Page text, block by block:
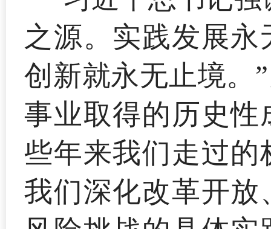
之源。实践发展
创新就永无止境。
事业取得的历史
些年来我们走过
我们深化改革开